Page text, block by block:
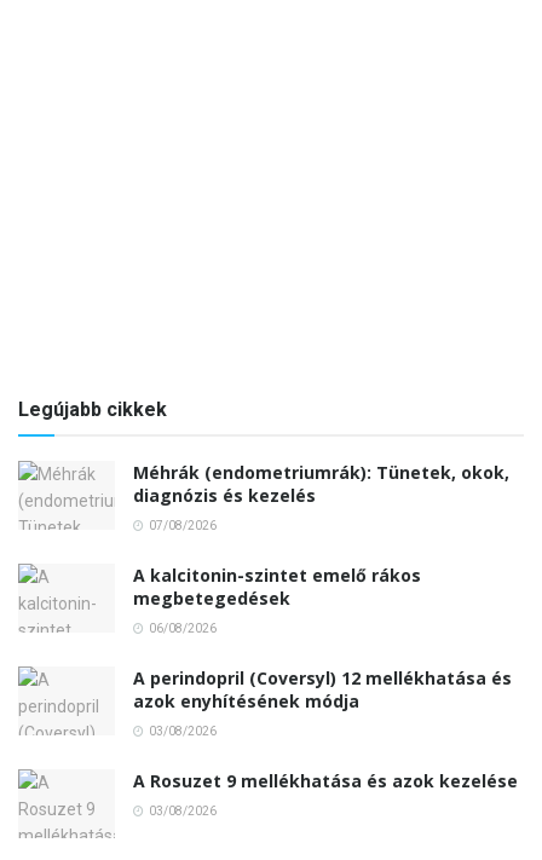
Legújabb cikkek
Méhrák (endometriumrák): Tünetek, okok,
diagnózis és kezelés
07/08/2026
A kalcitonin-szintet emelő rákos
megbetegedések
06/08/2026
A perindopril (Coversyl) 12 mellékhatása és
azok enyhítésének módja
03/08/2026
A Rosuzet 9 mellékhatása és azok kezelése
03/08/2026